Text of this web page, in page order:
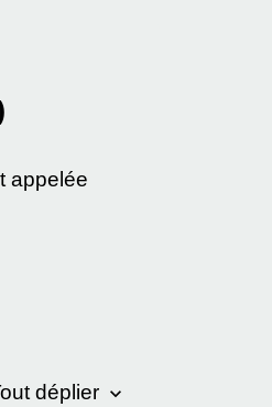
appelée
déplier keyboard_arrow_down